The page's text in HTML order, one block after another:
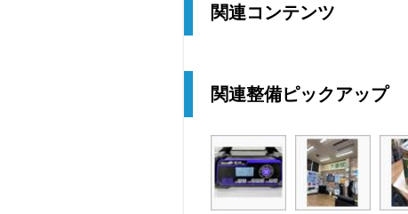
関連コンテンツ
関連整備ピックアップ